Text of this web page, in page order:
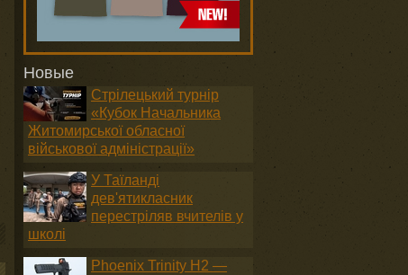
Новые
Стрілецький турнір
«Кубок Начальника
Житомирської обласної
військової адміністрації»
У Таїланді
дев'ятикласник
перестріляв вчителів у
школі
Phoenix Trinity H2 —